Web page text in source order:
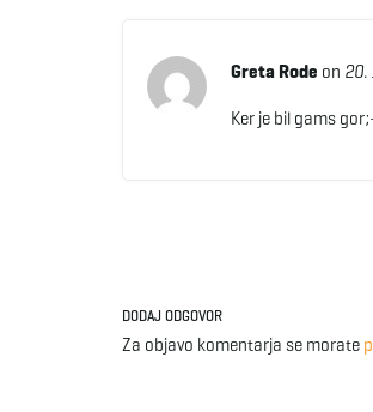
Greta Rode on 20.
Ker je bil gams
DODAJ ODGOVOR
Za objavo komentarja se morate